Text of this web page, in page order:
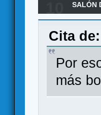
SALÓN
Cita
Por
más